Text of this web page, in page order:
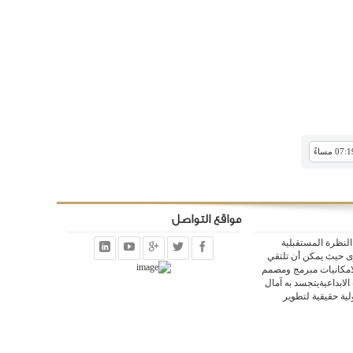
المستقبلية
حيث يمكن أن تلتقي
مبرمج ومصمم
به آمال
حقيقية لتطوير
مواقع التواصل